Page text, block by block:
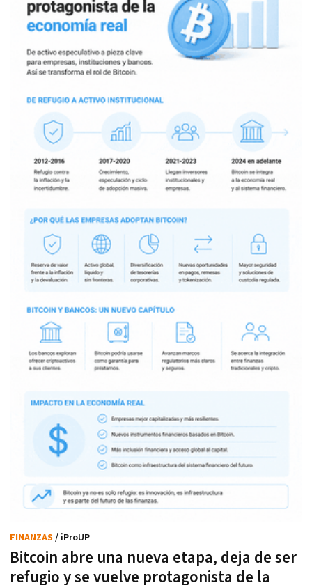
Bitcoin abre una nueva etapa, deja de ser
refugio y se vuelve protagonista de la
FINANZAS / iProUP